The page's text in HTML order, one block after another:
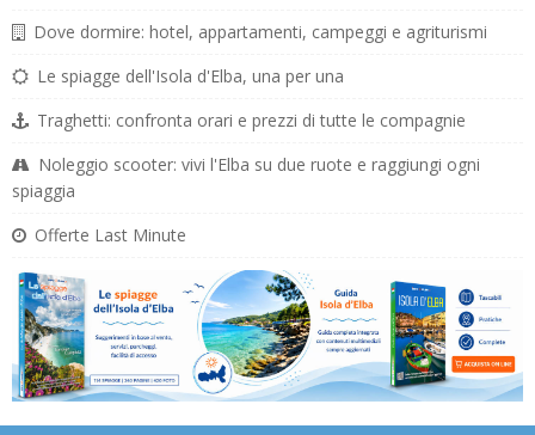
Dove dormire: hotel, appartamenti, campeggi e agriturismi
Le spiagge dell'Isola d'Elba, una per una
Traghetti: confronta orari e prezzi di tutte le compagnie
Noleggio scooter: vivi l'Elba su due ruote e raggiungi ogni
spiaggia
Offerte Last Minute